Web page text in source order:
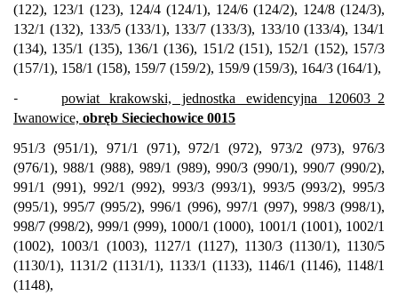
(122), 123/1 (123), 124/4 (124/1), 124/6 (124/2), 124/8 (124/3),
132/1 (132), 133/5 (133/1), 133/7 (133/3), 133/10 (133/4), 134/1
(134), 135/1 (135), 136/1 (136), 151/2 (151), 152/1 (152), 157/3
(157/1), 158/1 (158), 159/7 (159/2), 159/9 (159/3), 164/3 (164/1),
-
powiat krakowski, jednostka ewidencyjna 120603_2
Iwanowice, obręb Sieciechowice 0015
951/3 (951/1), 971/1 (971), 972/1 (972), 973/2 (973), 976/3
(976/1), 988/1 (988), 989/1 (989), 990/3 (990/1), 990/7 (990/2),
991/1 (991), 992/1 (992), 993/3 (993/1), 993/5 (993/2), 995/3
(995/1), 995/7 (995/2), 996/1 (996), 997/1 (997), 998/3 (998/1),
998/7 (998/2), 999/1 (999), 1000/1 (1000), 1001/1 (1001), 1002/1
(1002), 1003/1 (1003), 1127/1 (1127), 1130/3 (1130/1), 1130/5
(1130/1), 1131/2 (1131/1), 1133/1 (1133), 1146/1 (1146), 1148/1
(1148),